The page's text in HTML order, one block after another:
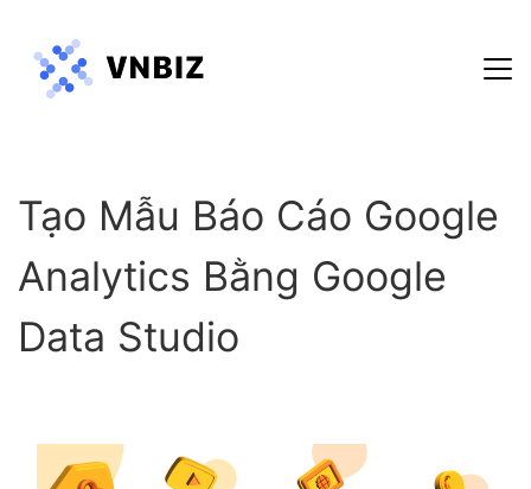
Blog
Điều khoản dịch vụ
Tạo Mẫu Báo Cáo Google
Analytics Bằng Google
Data Studio